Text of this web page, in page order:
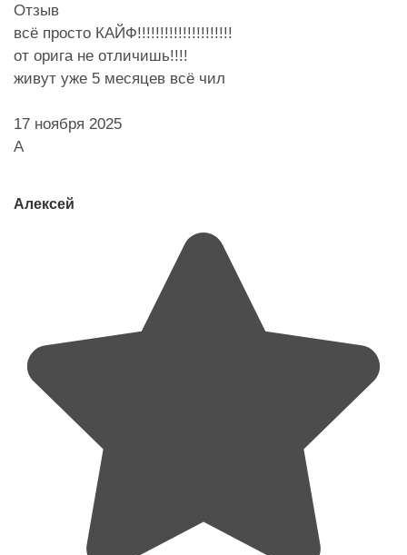
Отзыв
всё просто КАЙФ!!!!!!!!!!!!!!!!!!!!!
от орига не отличишь!!!!
живут уже 5 месяцев всё чил
17 ноября 2025
А
Алексей